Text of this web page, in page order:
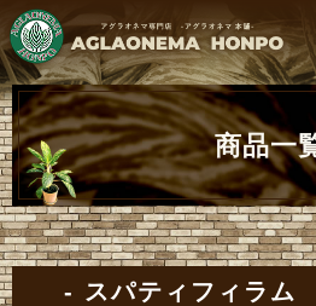
商品一
スパティフィラム